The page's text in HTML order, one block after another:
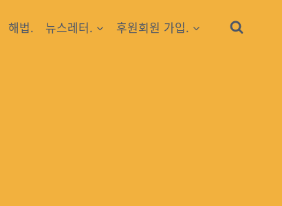
해법. 뉴스레터. 후원회원 가입.